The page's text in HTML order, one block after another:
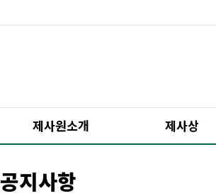
제사원소개 제사상
공지사항